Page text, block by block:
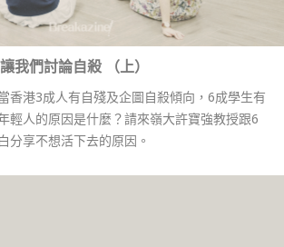
我們討論自殺 （上）
香港3成人有自殘及企圖自殺傾向，6成學生有
輕人的原因是什麼？請來嶺大許寶強教授跟6
分享不想活下去的原因。